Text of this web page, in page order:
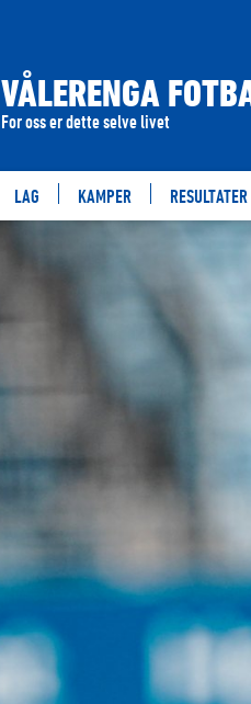
VÅLERENGA
For oss er dette selve livet
LAG KAMPER RESULTATER